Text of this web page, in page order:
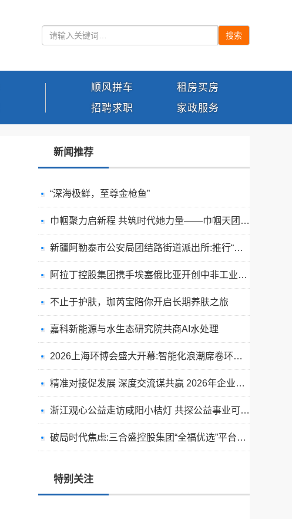
搜索
顺风拼车
招聘求职
租房买房
家政服务
新闻推荐
“深海极鲜，至尊金枪鱼”
巾帼聚力启新程 共筑时代她力量——巾帼天团第四次组委会筹备会圆满举办
新疆阿勒泰市公安局团结路街道派出所:推行“五步”工作法 打造新时代“枫”景线
阿拉丁控股集团携手埃塞俄比亚开创中非工业农业合作新篇章
不止于护肤，珈芮宝陪你开启长期养肤之旅
嘉科新能源与水生态研究院共商AI水处理
2026上海环博会盛大开幕:智能化浪潮席卷环保产业
精准对接促发展 深度交流谋共赢 2026年企业投融资交流活动第二期圆满举行
浙江观心公益走访咸阳小桔灯 共探公益事业可持续发展新路径
破局时代焦虑:三合盛控股集团“全福优选”平台正式启航
特别关注
深学细悟四点重要讲话精神 以实干推动两岸融合发展